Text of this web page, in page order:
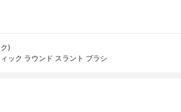
)
ック ラウンド スラント ブラシ